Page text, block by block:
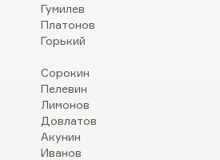
Гумилев
Платонов
Горький
Сорокин
Пелевин
Лимонов
Довлатов
Акунин
Иванов